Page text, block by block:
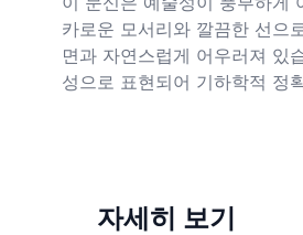
카로운 모서리와 깔끔한 선으
면과 자연스럽게 어우러져 있
성으로 표현되어 기하학적 정
자세히 보기